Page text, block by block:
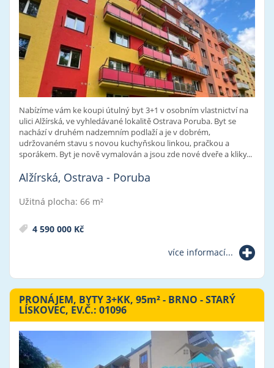
Nabízíme vám ke koupi útulný byt 3+1 v osobním vlastnictví na
ulici Alžírská, ve vyhledávané lokalitě Ostrava Poruba. Byt se
nachází v druhém nadzemním podlaží a je v dobrém,
udržovaném stavu s novou kuchyňskou linkou, pračkou a
sporákem. Byt je nově vymalován a jsou zde nové dveře a kliky...
Alžírská, Ostrava - Poruba
Užitná plocha: 66 m²
4 590 000 Kč
více informací...
PRONÁJEM, BYTY 3+KK, 95m²- BRNO - STARÝ
LÍSKOVEC, EV.Č.: 01096